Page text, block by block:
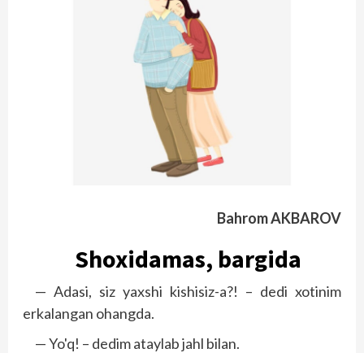
Bahrom AKBAROV
Shoxidamas, bargida
— Adasi, siz yaxshi kishisiz-a?! – dedi xotinim
erkalangan ohangda.
— Yo'q! – dedim ataylab jahl bilan.